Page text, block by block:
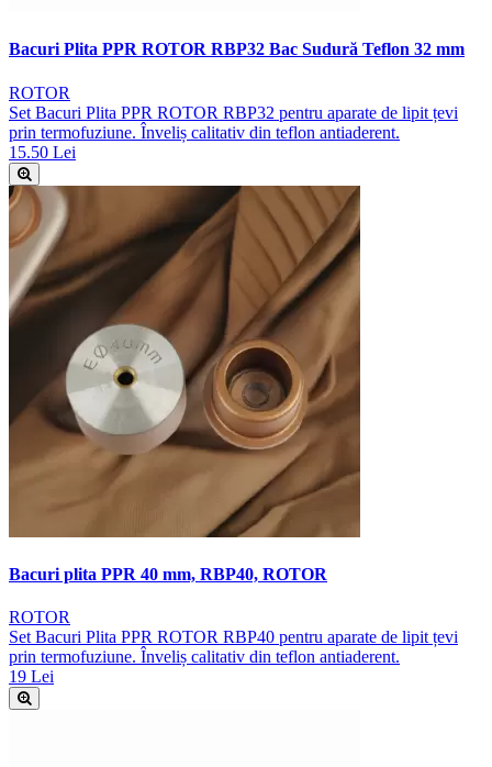
Bacuri Plita PPR ROTOR RBP32 Bac Sudură Teflon 32 mm
ROTOR
Set Bacuri Plita PPR ROTOR RBP32 pentru aparate de lipit țevi
prin termofuziune. Înveliș calitativ din teflon antiaderent.
15.50 Lei
Bacuri plita PPR 40 mm, RBP40, ROTOR
ROTOR
Set Bacuri Plita PPR ROTOR RBP40 pentru aparate de lipit țevi
prin termofuziune. Înveliș calitativ din teflon antiaderent.
19 Lei